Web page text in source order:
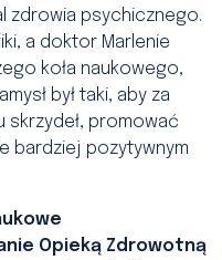
zdrowia psychicznego.
a doktor Marlenie
koła naukowego,
był taki, aby za
skrzydeł, promować
bardziej pozytywnym
Opieką Zdrowotną